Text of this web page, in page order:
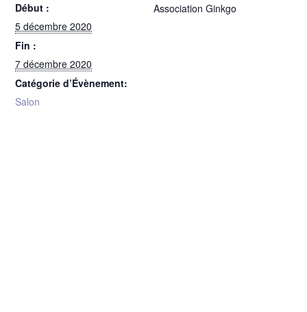
Début :
5 décembre 2020
Fin :
7 décembre 2020
Catégorie d’Évènement:
Salon
Association Ginkgo